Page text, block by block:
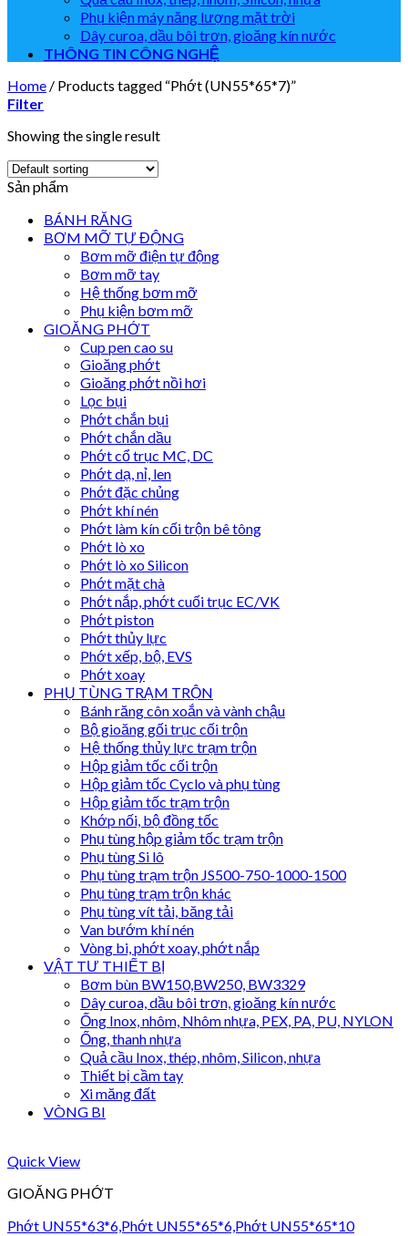
Phụ kiện máy năng lượng mặt trời
Dây curoa, dầu bôi trơn, gioăng kín nước
THÔNG TIN CÔNG NGHỆ
Home / Products tagged “Phớt (UN55*65*7)”
Filter
Showing the single result
Sản phẩm
BÁNH RĂNG
BƠM MỠ TỰ ĐỘNG
Bơm mỡ điện tự động
Bơm mỡ tay
Hệ thống bơm mỡ
Phụ kiện bơm mỡ
GIOĂNG PHỚT
Cup pen cao su
Gioăng phớt
Gioăng phớt nồi hơi
Lọc bụi
Phớt chắn bụi
Phớt chắn dầu
Phớt cổ trục MC, DC
Phớt dạ, nỉ, len
Phớt đặc chủng
Phớt khí nén
Phớt làm kín cối trộn bê tông
Phớt lò xo
Phớt lò xo Silicon
Phớt mặt chà
Phớt nắp, phớt cuối trục EC/VK
Phớt piston
Phớt thủy lực
Phớt xếp, bộ, EVS
Phớt xoay
PHỤ TÙNG TRẠM TRỘN
Bánh răng côn xoắn và vành chậu
Bộ gioăng gối trục cối trộn
Hệ thống thủy lực trạm trộn
Hộp giảm tốc cối trộn
Hộp giảm tốc Cyclo và phụ tùng
Hộp giảm tốc trạm trộn
Khớp nối, bộ đồng tốc
Phụ tùng hộp giảm tốc trạm trộn
Phụ tùng Si lô
Phụ tùng trạm trộn JS500-750-1000-1500
Phụ tùng trạm trộn khác
Phụ tùng vít tải, băng tải
Van bướm khí nén
Vòng bi, phớt xoay, phớt nắp
VẬT TƯ THIẾT BỊ
Bơm bùn BW150,BW250, BW3329
Dây curoa, dầu bôi trơn, gioăng kín nước
Ống Inox, nhôm, Nhôm nhựa, PEX, PA, PU, NYLON
Ống, thanh nhựa
Quả cầu Inox, thép, nhôm, Silicon, nhựa
Thiết bị cầm tay
Xi măng đất
VÒNG BI
Quick View
GIOĂNG PHỚT
Phớt UN55*63*6,Phớt UN55*65*6,Phớt UN55*65*10